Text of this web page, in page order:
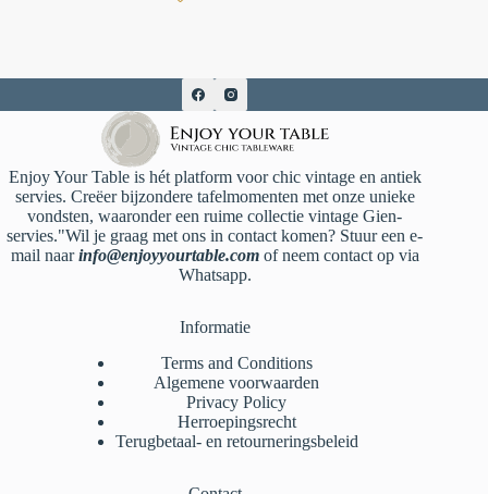
Enjoy Your Table is hét platform voor chic vintage en antiek
servies. Creëer bijzondere tafelmomenten met onze unieke
vondsten, waaronder een ruime collectie vintage Gien-
servies."Wil je graag met ons in contact komen? Stuur een e-
mail naarinfo@enjoyyourtable.comof neem contact op via
Whatsapp.
Informatie
Terms and Conditions
Algemene voorwaarden
Privacy Policy
Herroepingsrecht
Terugbetaal- en retourneringsbeleid